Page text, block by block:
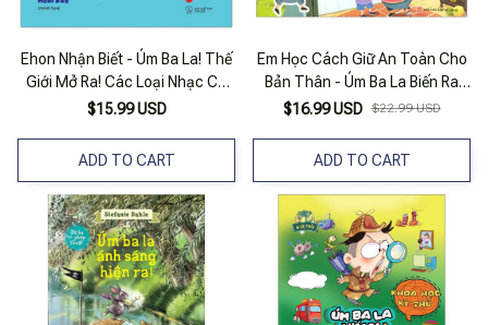
Ehon Nhận Biết - Úm Ba La! Thế
Giới Mở Ra! Các Loại Nhạc Cụ
(từ 0 - 6 Tuổi)
$15.99 USD
ADD TO CART
Em Học Cách Giữ An Toàn Cho
Bản Thân - Úm Ba La Biến Ra
Nào!
$16.99 USD $22.99 USD
ADD TO CART